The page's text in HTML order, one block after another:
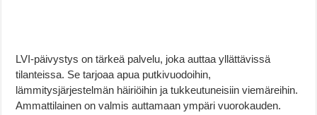
LVI-päivystys on tärkeä palvelu, joka auttaa yllättävissä
tilanteissa. Se tarjoaa apua putkivuodoihin,
lämmitysjärjestelmän häiriöihin ja tukkeutuneisiin viemäreihin.
Ammattilainen on valmis auttamaan ympäri vuorokauden.